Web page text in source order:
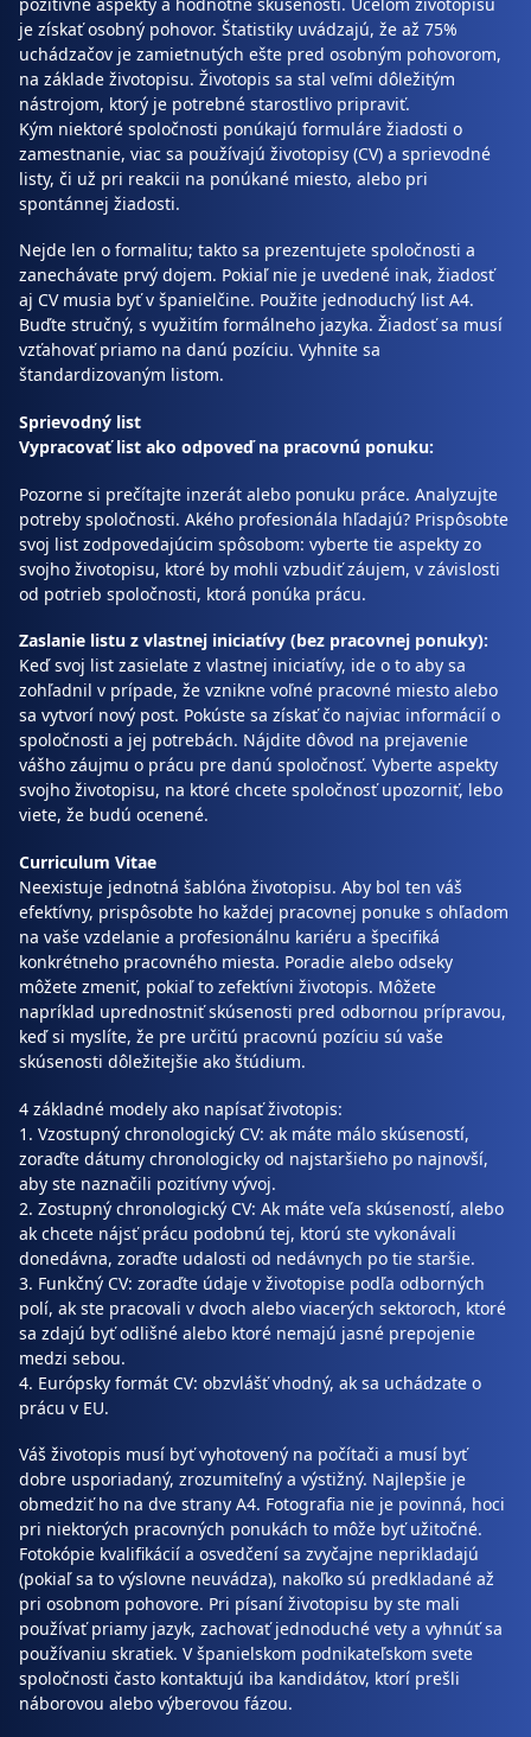
je získať osobný pohovor. Štatistiky uvádzajú, že až 75%
uchádzačov je zamietnutých ešte pred osobným pohovorom,
na základe životopisu. Životopis sa stal veľmi dôležitým
nástrojom, ktorý je potrebné starostlivo pripraviť.
Kým niektoré spoločnosti ponúkajú formuláre žiadosti o
zamestnanie, viac sa používajú životopisy (CV) a sprievodné
listy, či už pri reakcii na ponúkané miesto, alebo pri
spontánnej žiadosti.
Nejde len o formalitu; takto sa prezentujete spoločnosti a
zanechávate prvý dojem. Pokiaľ nie je uvedené inak, žiadosť
aj CV musia byť v španielčine. Použite jednoduchý list A4.
Buďte stručný, s využitím formálneho jazyka. Žiadosť sa musí
vzťahovať priamo na danú pozíciu. Vyhnite sa
štandardizovaným listom.
Sprievodný list
Vypracovať list ako odpoveď na pracovnú ponuku:
Pozorne si prečítajte inzerát alebo ponuku práce. Analyzujte
potreby spoločnosti. Akého profesionála hľadajú? Prispôsobte
svoj list zodpovedajúcim spôsobom: vyberte tie aspekty zo
svojho životopisu, ktoré by mohli vzbudiť záujem, v závislosti
od potrieb spoločnosti, ktorá ponúka prácu.
Zaslanie listu z vlastnej iniciatívy (bez pracovnej ponuky):
Keď svoj list zasielate z vlastnej iniciatívy, ide o to aby sa
zohľadnil v prípade, že vznikne voľné pracovné miesto alebo
sa vytvorí nový post. Pokúste sa získať čo najviac informácií o
spoločnosti a jej potrebách. Nájdite dôvod na prejavenie
vášho záujmu o prácu pre danú spoločnosť. Vyberte aspekty
svojho životopisu, na ktoré chcete spoločnosť upozorniť, lebo
viete, že budú ocenené.
Curriculum Vitae
Neexistuje jednotná šablóna životopisu. Aby bol ten váš
efektívny, prispôsobte ho každej pracovnej ponuke s ohľadom
na vaše vzdelanie a profesionálnu kariéru a špecifiká
konkrétneho pracovného miesta. Poradie alebo odseky
môžete zmeniť, pokiaľ to zefektívni životopis. Môžete
napríklad uprednostniť skúsenosti pred odbornou prípravou,
keď si myslíte, že pre určitú pracovnú pozíciu sú vaše
skúsenosti dôležitejšie ako štúdium.
4 základné modely ako napísať životopis:
1. Vzostupný chronologický CV: ak máte málo skúseností,
zoraďte dátumy chronologicky od najstaršieho po najnovší,
aby ste naznačili pozitívny vývoj.
2. Zostupný chronologický CV: Ak máte veľa skúseností, alebo
ak chcete nájsť prácu podobnú tej, ktorú ste vykonávali
donedávna, zoraďte udalosti od nedávnych po tie staršie.
3. Funkčný CV: zoraďte údaje v životopise podľa odborných
polí, ak ste pracovali v dvoch alebo viacerých sektoroch, ktoré
sa zdajú byť odlišné alebo ktoré nemajú jasné prepojenie
medzi sebou.
4. Európsky formát CV: obzvlášť vhodný, ak sa uchádzate o
prácu v EU.
Váš životopis musí byť vyhotovený na počítači a musí byť
dobre usporiadaný, zrozumiteľný a výstižný. Najlepšie je
obmedziť ho na dve strany A4. Fotografia nie je povinná, hoci
pri niektorých pracovných ponukách to môže byť užitočné.
Fotokópie kvalifikácií a osvedčení sa zvyčajne neprikladajú
(pokiaľ sa to výslovne neuvádza), nakoľko sú predkladané až
pri osobnom pohovore. Pri písaní životopisu by ste mali
používať priamy jazyk, zachovať jednoduché vety a vyhnúť sa
používaniu skratiek. V španielskom podnikateľskom svete
spoločnosti často kontaktujú iba kandidátov, ktorí prešli
náborovou alebo výberovou fázou.